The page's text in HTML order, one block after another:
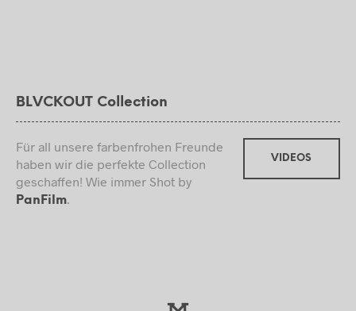
BLVCKOUT Collection
Für all unsere farbenfrohen Freunde
haben wir die perfekte Collection
geschaffen! Wie immer Shot by
PanFilm.
VIDEOS